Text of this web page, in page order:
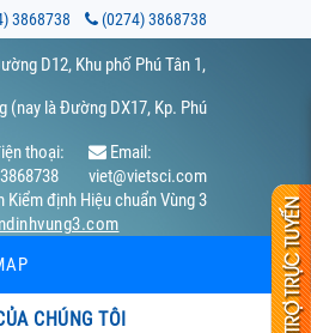
(0274) 3868738
3868738
D12, Khu phố Phú Tân 1,
(nay là Đường DX17, Kp. Phú
Email:
viet@vietsci.com
thoại:
Kiểm định Hiệu chuẩn Vùng 3
CHÚNG TÔI